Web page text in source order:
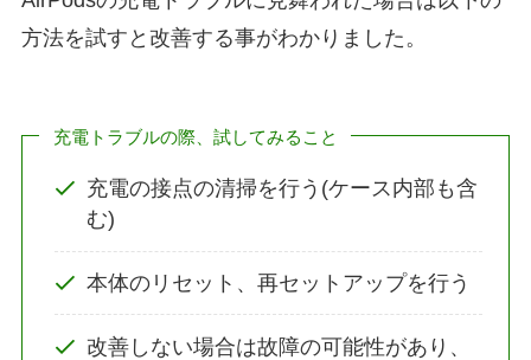
方法を試すと改善する事がわかりました。
充電トラブルの際、試してみること
充電の接点の清掃を行う(ケース内部も含
む)
本体のリセット、再セットアップを行う
改善しない場合は故障の可能性があり、